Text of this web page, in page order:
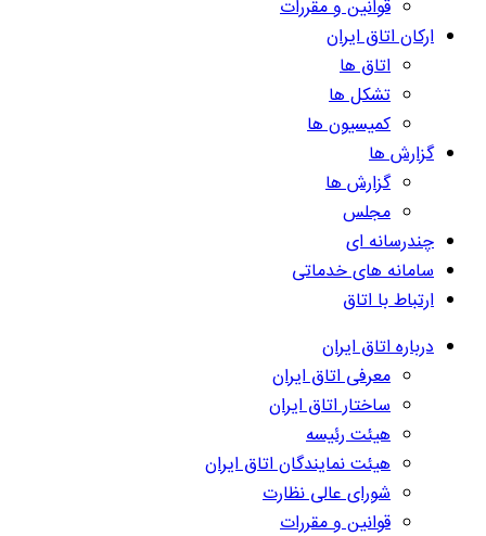
قوانین و مقررات
ارکان اتاق ایران
اتاق ها
تشکل ها
کمیسیون ها
گزارش ها
گزارش ها
مجلس
چندرسانه ای
سامانه های خدماتی
ارتباط با اتاق
درباره اتاق ایران
معرفی اتاق ایران
ساختار اتاق ایران
هیئت رئیسه
هیئت نمایندگان اتاق ایران
شورای عالی نظارت
قوانین و مقررات